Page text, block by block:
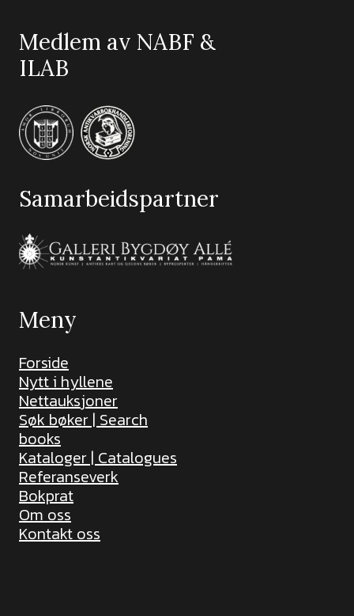
Medlem av NABF &
ILAB
Samarbeidspartner
Meny
Forside
Nytt i hyllene
Nettauksjoner
Søk bøker | Search
books
Kataloger | Catalogues
Referanseverk
Bokprat
Om oss
Kontakt oss